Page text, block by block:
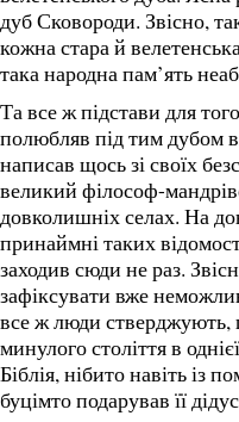
дуб Сковороди. Звісно,
кожна стара й
така народна пам’ять
Та все ж підстави для
полюбляв під тим дубом
написав щось зі своїх
великий філософ-
довколишніх селах. На
принаймні таких
заходив сюди не раз.
зафіксувати вже
все ж люди стверджують,
минулого століття в
Біблія, нібито навіть із
буцімто подарував її